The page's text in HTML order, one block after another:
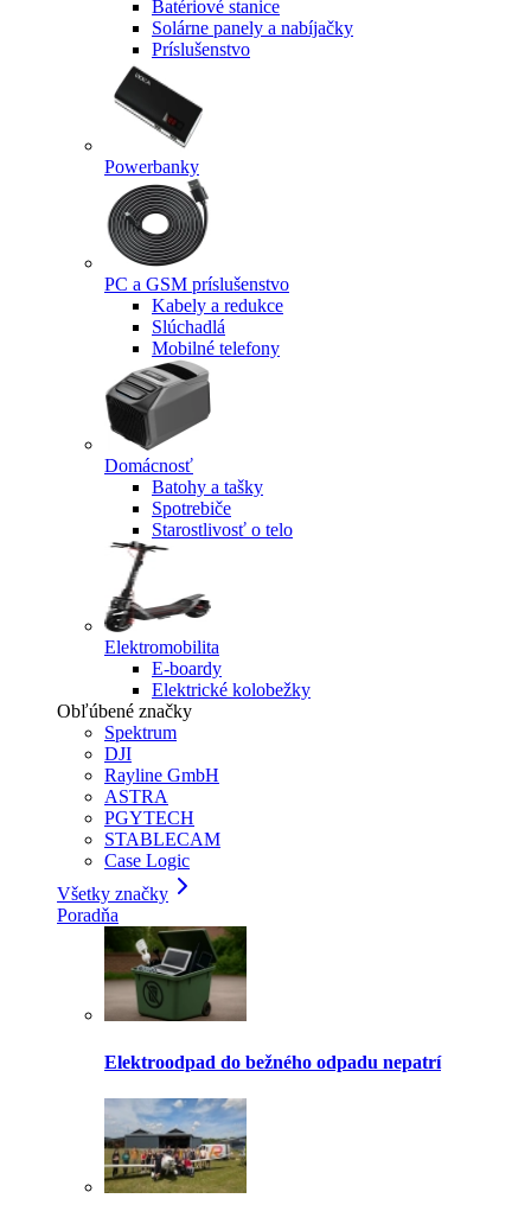
Batériové stanice
Solárne panely a nabíjačky
Príslušenstvo
Powerbanky
PC a GSM príslušenstvo
Kabely a redukce
Slúchadlá
Mobilné telefony
Domácnosť
Batohy a tašky
Spotrebiče
Starostlivosť o telo
Elektromobilita
E-boardy
Elektrické kolobežky
Obľúbené značky
Spektrum
DJI
Rayline GmbH
ASTRA
PGYTECH
STABLECAM
Case Logic
Všetky značky
Poradňa
Elektroodpad do bežného odpadu nepatrí